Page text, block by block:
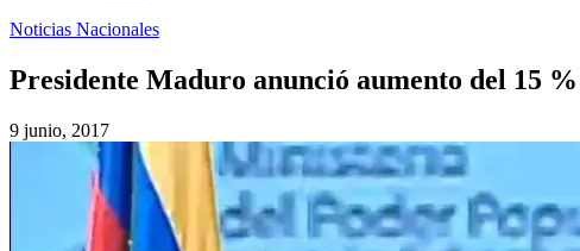
Noticias Nacionales
Presidente Maduro anunció aumento del 15
9 junio, 2017